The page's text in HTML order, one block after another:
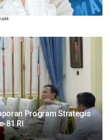
Program Strategis
81 RI